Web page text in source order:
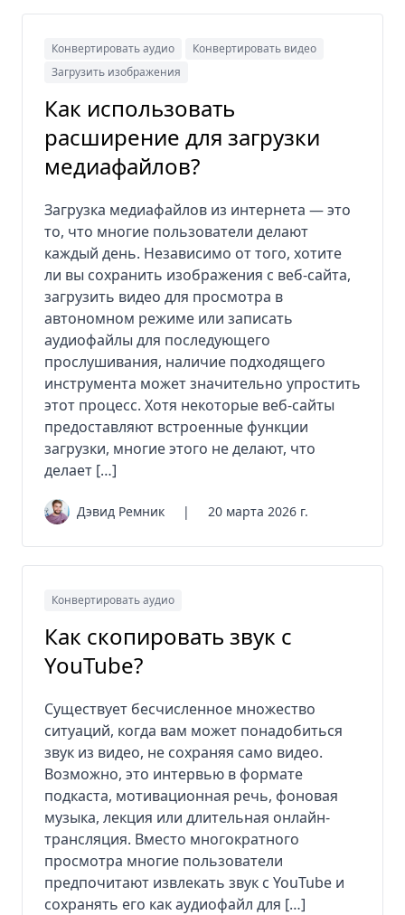
Конвертировать аудио
Конвертировать видео
Загрузить изображения
Как использовать
расширение для загрузки
медиафайлов?
Загрузка медиафайлов из интернета — это
то, что многие пользователи делают
каждый день. Независимо от того, хотите
ли вы сохранить изображения с веб-сайта,
загрузить видео для просмотра в
автономном режиме или записать
аудиофайлы для последующего
прослушивания, наличие подходящего
инструмента может значительно упростить
этот процесс. Хотя некоторые веб-сайты
предоставляют встроенные функции
загрузки, многие этого не делают, что
делает […]
Дэвид Ремник | 20 марта 2026 г.
Конвертировать аудио
Как скопировать звук с
YouTube?
Существует бесчисленное множество
ситуаций, когда вам может понадобиться
звук из видео, не сохраняя само видео.
Возможно, это интервью в формате
подкаста, мотивационная речь, фоновая
музыка, лекция или длительная онлайн-
трансляция. Вместо многократного
просмотра многие пользователи
предпочитают извлекать звук с YouTube и
сохранять его как аудиофайл для […]